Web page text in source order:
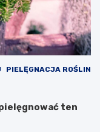
PIELĘGNACJA ROŚLIN
ten